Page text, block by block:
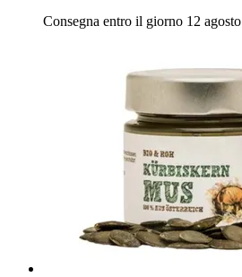
Consegna entro il giorno 12 agosto